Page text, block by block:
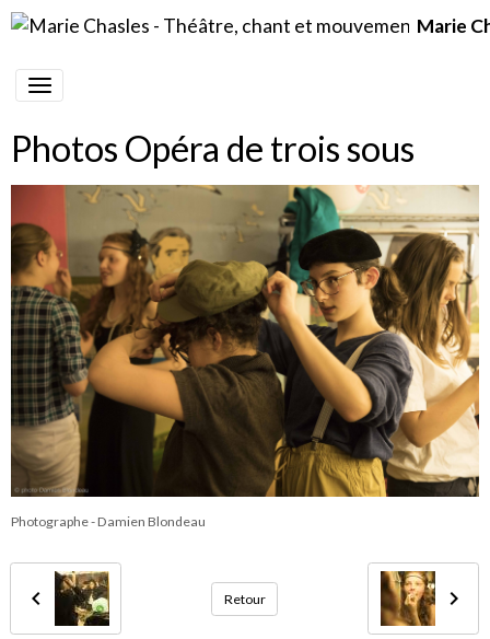
Marie
Photos Opéra de trois sous
Photographe - Damien Blondeau
Retour